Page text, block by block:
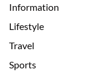
Information
Lifestyle
Travel
Sports